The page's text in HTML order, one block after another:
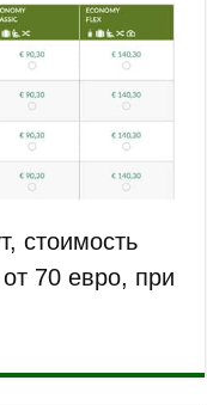
стоимость
70 евро, при